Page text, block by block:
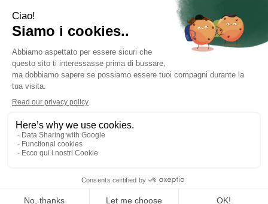
Informativa Privacy
Cookie Policy
Contatti
Link Veloci
Condizioni di Vendita
FARMACIA DOLOMITI
infotrichiana@farmaciedolomiti.it
Web DesignFulcri srl